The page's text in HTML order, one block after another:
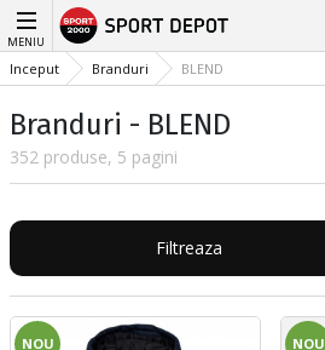
MENIU
Inceput Branduri BLEND
Branduri - BLEND
352 produse, 5 pagini
Filtreaza
NOU NOU